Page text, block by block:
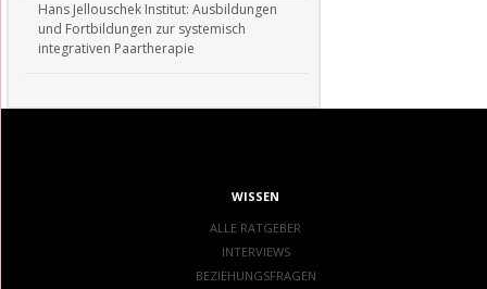
Hans Jellouschek Institut: Ausbildungen
und Fortbildungen zur systemisch
integrativen Paartherapie
WISSEN
ALLE RATGEBER
INTERVIEWS
BEZIEHUNGSFRAGEN